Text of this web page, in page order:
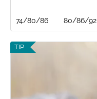
74/80/86 80/86/92
TIP